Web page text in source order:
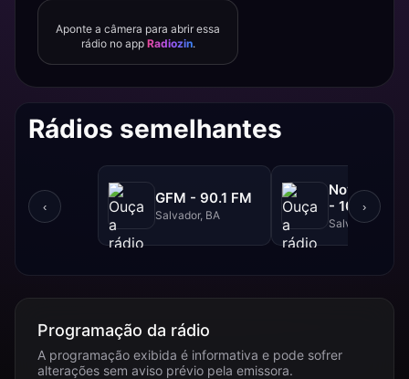
Aponte a câmera para abrir essa
rádio no app Radiozin.
Rádios semelhantes
‹
GFM - 90.1 FM
Salvador, BA
NovaBrasil
- 104.7 FM
Salvador, BA
›
Programação da rádio
A programação exibida é informativa e pode sofrer
alterações sem aviso prévio pela emissora.